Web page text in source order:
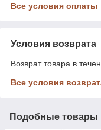
Все условия оплаты
Условия возврата
Возврат товара в
Все условия
Подобные товары